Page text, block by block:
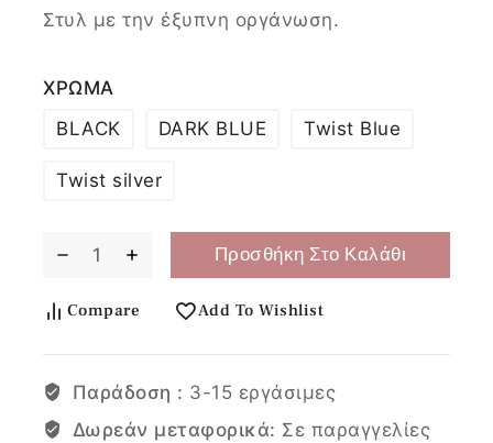
Στυλ με την έξυπνη οργάνωση.
ΧΡΩΜΑ
BLACK
DARK BLUE Twist Blue
Twist silver
Προσθήκη Στο Καλάθι
Compare Add To Wishlist
Παράδοση : 3-15 εργάσιμες
Δωρεάν μεταφορικά: Σε παραγγελίες